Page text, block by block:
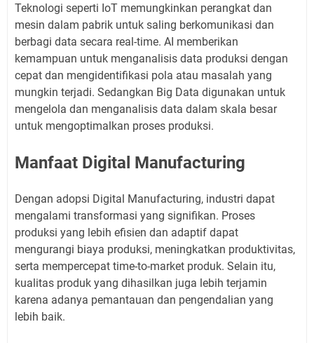
Teknologi seperti IoT memungkinkan perangkat dan
mesin dalam pabrik untuk saling berkomunikasi dan
berbagi data secara real-time. AI memberikan
kemampuan untuk menganalisis data produksi dengan
cepat dan mengidentifikasi pola atau masalah yang
mungkin terjadi. Sedangkan Big Data digunakan untuk
mengelola dan menganalisis data dalam skala besar
untuk mengoptimalkan proses produksi.
Manfaat Digital Manufacturing
Dengan adopsi Digital Manufacturing, industri dapat
mengalami transformasi yang signifikan. Proses
produksi yang lebih efisien dan adaptif dapat
mengurangi biaya produksi, meningkatkan produktivitas,
serta mempercepat time-to-market produk. Selain itu,
kualitas produk yang dihasilkan juga lebih terjamin
karena adanya pemantauan dan pengendalian yang
lebih baik.